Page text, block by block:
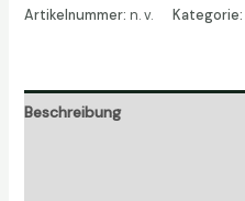
gegen
Artikelnummer: n. v. Kategorie:
Beschreibung